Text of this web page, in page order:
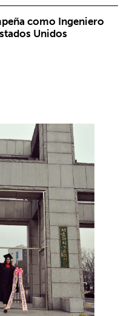
como Ingeniero
Unidos